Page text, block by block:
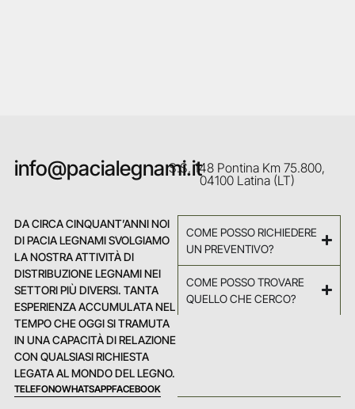
info@pacialegnami.itS.S. 148 Pontina Km 75.800,
04100 Latina (LT)
DA CIRCA CINQUANT’ANNI NOI
DI PACIA LEGNAMI SVOLGIAMO
LA NOSTRA ATTIVITÀ DI
DISTRIBUZIONE LEGNAMI NEI
SETTORI PIÙ DIVERSI. TANTA
ESPERIENZA ACCUMULATA NEL
TEMPO CHE OGGI SI TRAMUTA
IN UNA CAPACITÀ DI RELAZIONE
CON QUALSIASI RICHIESTA
LEGATA AL MONDO DEL LEGNO.
TELEFONOWHATSAPPFACEBOOK
COME POSSO RICHIEDERE
UN PREVENTIVO?
COME POSSO TROVARE
QUELLO CHE CERCO?